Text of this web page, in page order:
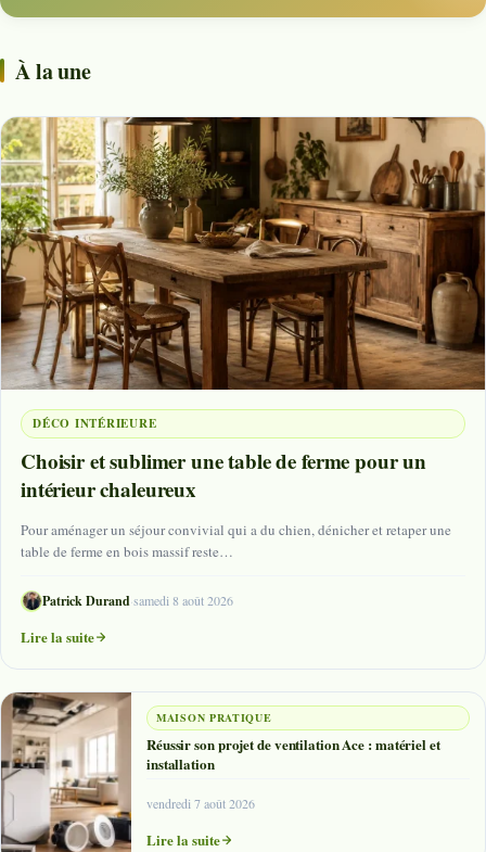
À la une
DÉCO INTÉRIEURE
Choisir et sublimer une table de ferme pour un
intérieur chaleureux
Pour aménager un séjour convivial qui a du chien, dénicher et retaper une
table de ferme en bois massif reste…
Patrick Durand·samedi 8 août 2026
Lire la suite
MAISON PRATIQUE
Réussir son projet de ventilation Ace : matériel et
installation
vendredi 7 août 2026
Lire la suite